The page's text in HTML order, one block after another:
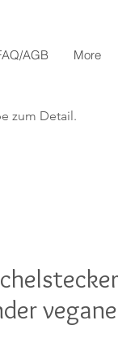
AGB More
zum Detail.